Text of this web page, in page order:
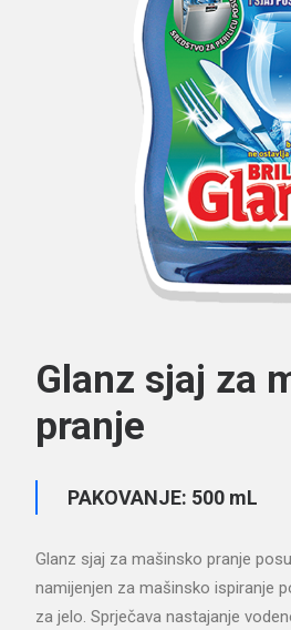
Glanz sjaj za
pranje
PAKOVANJE: 500 mL
Glanz sjaj za mašinsko pranje
namijenjen za mašinsko ispiranje
za jelo. Sprječava nastajanje